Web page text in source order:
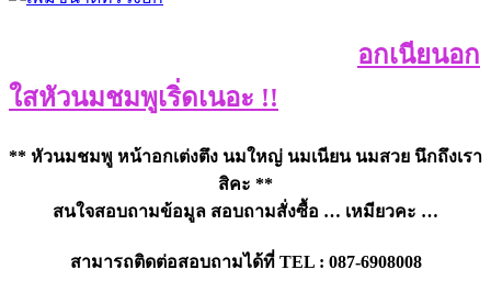
อกเนียนอก
ใสหัวนมชมพูเริ่ดเนอะ !!
** หัวนมชมพู หน้าอกเต่งตึง นมใหญ่ นมเนียน นมสวย นึกถึงเรา
สิคะ **
สนใจสอบถามข้อมูล สอบถามสั่งซื้อ … เหมียวคะ …
สามารถติดต่อสอบถามได้ที่ TEL : 087-6908008